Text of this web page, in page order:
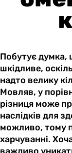
Побутує думка,
шкідливе,
надто велику
Мовляв, у
різниця може
наслідків для
можливо, тому
харчуванні.